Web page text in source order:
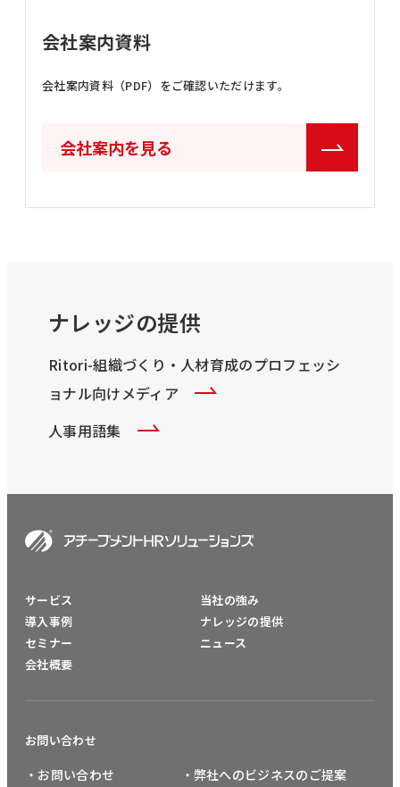
会社案内資料
会社案内資料（PDF）をご確認いただけます。
会社案内を見る
ナレッジの提供
Ritori-組織づくり・人材育成のプロフェッシ
ョナル向けメディア
人事用語集
サービス
導入事例
セミナー
会社概要
当社の強み
ナレッジの提供
ニュース
お問い合わせ
・お問い合わせ ・弊社へのビジネスのご提案